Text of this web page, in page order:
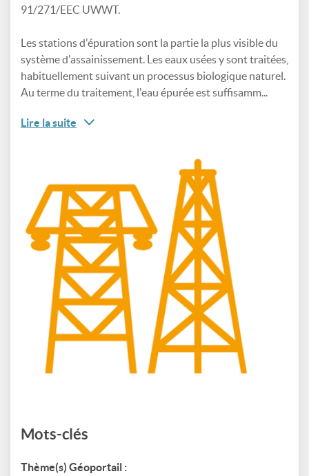
91/271/EEC UWWT.
Les stations d'épuration sont la partie la plus visible du
système d'assainissement. Les eaux usées y sont traitées,
habituellement suivant un processus biologique naturel.
Au terme du traitement, l'eau épurée est suffisamm...
Lire la suite
Mots-clés
Thème(s) Géoportail :